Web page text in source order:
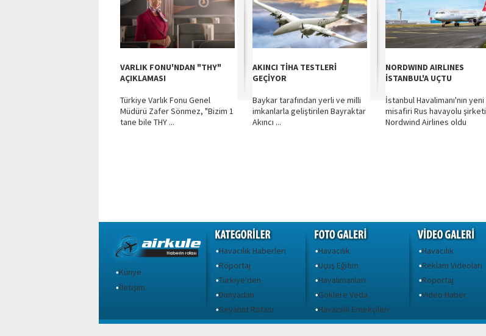
VARLIK FONU'NDAN "THY"
AÇIKLAMASI
Türkiye Varlık Fonu Genel
Müdürü Zafer Sönmez, "Bizim 1
tane bile THY ...
AKINCI TİHA TESTLERİ
GEÇİYOR
Baykar tarafından yerli ve milli
imkanlarla geliştirilen Bayraktar
Akıncı ...
NORDWIND AIRLINES
İSTANBUL'A UÇTU
İstanbul Havalimanı'nın yeni
misafiri Rus havayolu şirketi
Nordwind Airlines oldu
•Künye
•İletişim
•Havacılık Haberleri
•Röportaj
•Türkiye'den
•Dünyadan
•Seyahat Rotası
•Havacılık
•Uçuş Eğitim
•Havalimanları
•Göklere Veda
•Havacılık Emekçileri
•Havacılık
•Reklam Videoları
•Röportaj
•Video Haber